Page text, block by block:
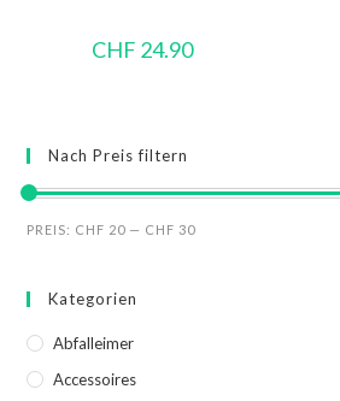
CHF 24.90
Nach Preis filtern
PREIS: CHF 20 — CHF 30
Kategorien
Abfalleimer
Accessoires